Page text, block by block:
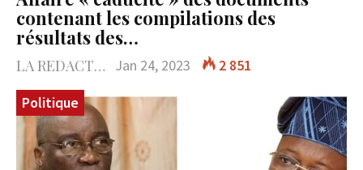
contenant les compilations des
résultats des…
LA REDACTION Jan 24, 2023
2 851
Politique